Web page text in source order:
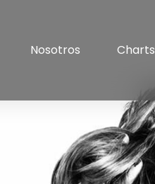
Nosotros Charts